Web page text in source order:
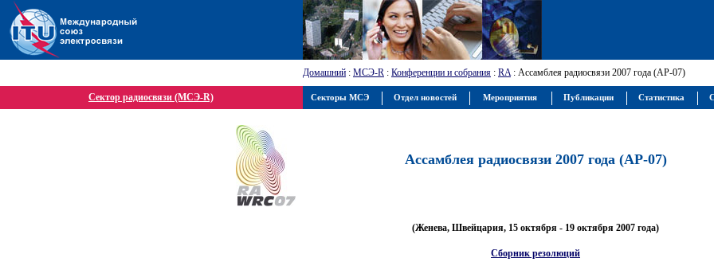
Домашний : МСЭ-R : Конференции и собрания : RA: Ассамблея радиосвязи 2007 года (АР-07)
Сектор радиосвязи (МСЭ-R)
Ассамблея радиосвязи 2007 года (АР-07)
(Женева, Швейцария, 15 октября - 19 октября 2007 года)
Сборник резолюций
Секторы МСЭ Отдел новостей Мероприятия Публикации Статистика